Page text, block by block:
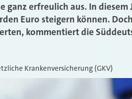
ganz erfreulich aus. In diesem
Euro steigern können.
kommentiert die
Krankenversicherung (GKV)